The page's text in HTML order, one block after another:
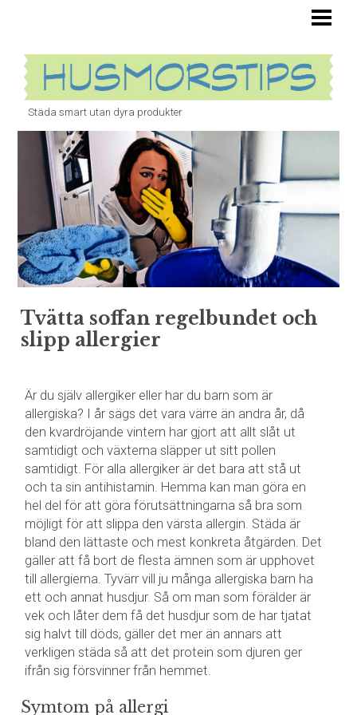
TOALETT
STOPP I VASKEN
BANANFLUGOR
ÄTTIKA
Städa smart utan dyra produkter
Tvätta soffan regelbundet och
slipp allergier
Är du själv allergiker eller har du barn som är
allergiska? I år sägs det vara värre än andra år, då
den kvardröjande vintern har gjort att allt slåt ut
samtidigt och växterna släpper ut sitt pollen
samtidigt. För alla allergiker är det bara att stå ut
och ta sin antihistamin. Hemma kan man göra en
hel del för att göra förutsättningarna så bra som
möjligt för att slippa den värsta allergin. Städa är
bland den lättaste och mest konkreta åtgärden. Det
gäller att få bort de flesta ämnen som är upphovet
till allergierna. Tyvärr vill ju många allergiska barn ha
ett och annat husdjur. Så om man som förälder är
vek och låter dem få det husdjur som de har tjatat
sig halvt till döds, gäller det mer än annars att
verkligen städa så att det protein som djuren ger
ifrån sig försvinner från hemmet.
Symtom på allergi